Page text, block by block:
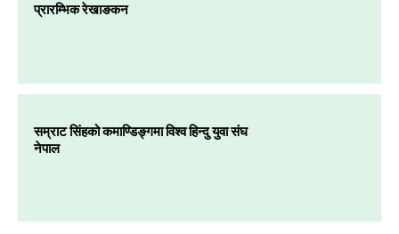
प्रारम्भिक रेखाङकन
सम्राट सिंहको कमाण्डिङ्गमा विश्व हिन्दु युवा संघ
नेपाल